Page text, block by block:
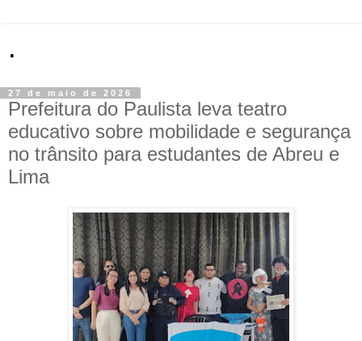
.
27 de maio de 2026
Prefeitura do Paulista leva teatro
educativo sobre mobilidade e segurança
no trânsito para estudantes de Abreu e
Lima